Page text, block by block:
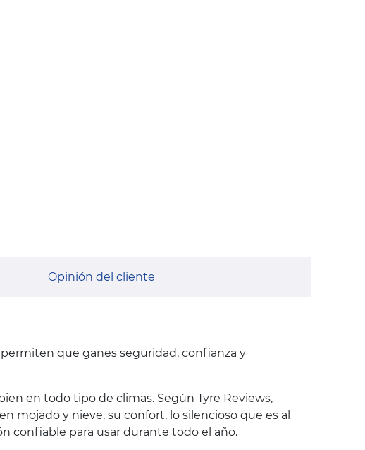
Opinión del cliente
que ganes seguridad, confianza y
en todo tipo de climas. Según Tyre Reviews,
mojado y nieve, su confort, lo silencioso que es al
confiable para usar durante todo el año.